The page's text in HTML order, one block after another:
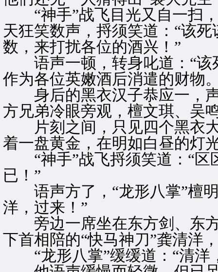
“神手”战飞目光又自一扫，
天狂笑数声，捋须笑道：“该
数，来打扰各位的酒兴！”
语声一顿，转身叱道：“该
作为各位英嫩酒后消遣的财物
身后的黑衣汉子恭应一，声
方兄弟冷眼旁观，檀文琪、吴
片刻之间，只见四个黑衣大
着一盘黄金，在明如白昼的灯
“神手”战飞捋须笑道：“区
已！”
语声方了，“龙形八掌”檀明
洋，过来！”
旁边一席坐在东方剑、东方
下首相陪的“快马神刀”龚清洋
“龙形八掌”缓缓道：“清洋